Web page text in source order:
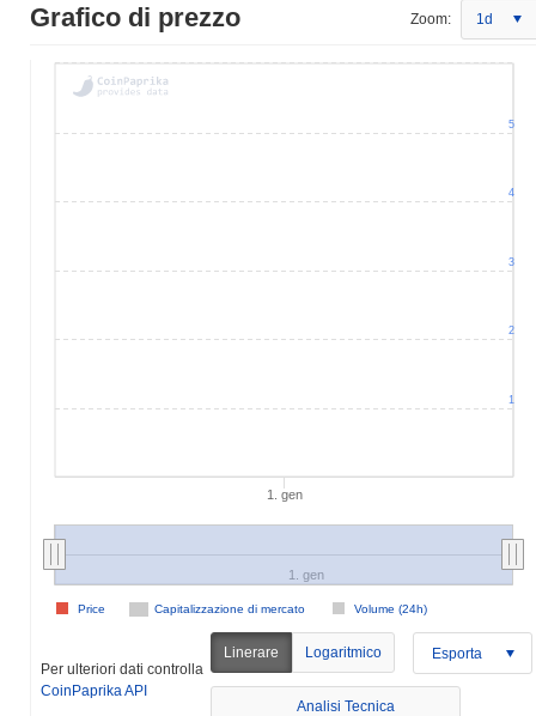
Grafico di prezzo Zoom: 1d
1. gen
Capitalizzazione di mercato Volume (24h)
Price
1. gen
1
2
3
4
5
Per ulteriori dati controlla
CoinPaprika API
Linerare Logaritmico Esporta
Analisi Tecnica